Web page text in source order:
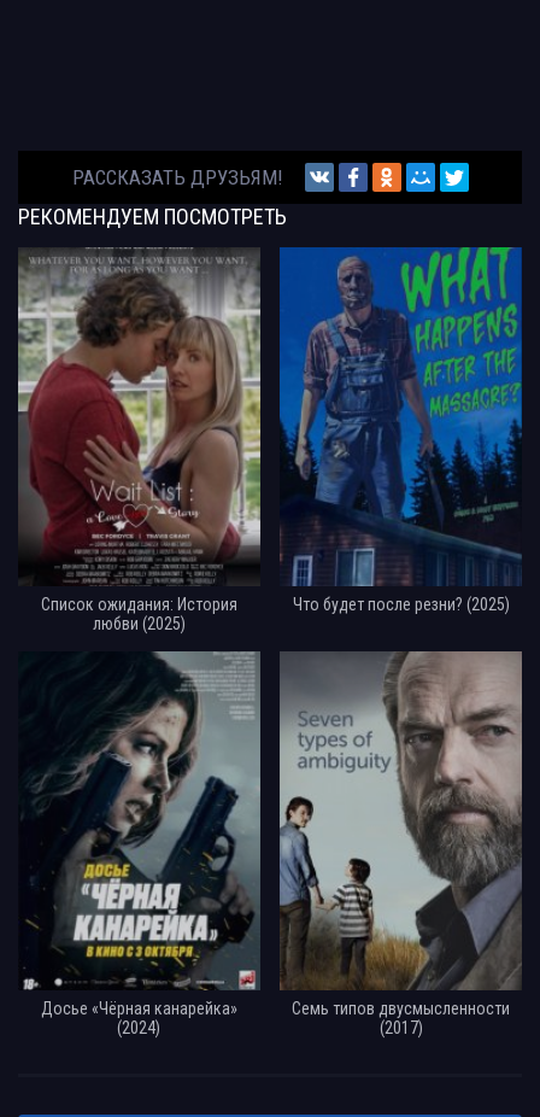
РАССКАЗАТЬ ДРУЗЬЯМ!
РЕКОМЕНДУЕМ ПОСМОТРЕТЬ
Список ожидания: История
любви (2025)
Что будет после резни? (2025)
Досье «Чёрная канарейка»
(2024)
Семь типов двусмысленности
(2017)